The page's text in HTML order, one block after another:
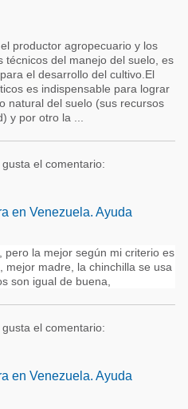
productor agropecuario y los
técnicos del manejo del suelo, es
el desarrollo del cultivo.El
es indispensable para lograr
natural del suelo (sus recursos
y por otro la ...
gusta el comentario:
en Venezuela. Ayuda
la mejor según mi criterio es
mejor madre, la chinchilla se usa
son igual de buena,
gusta el comentario:
en Venezuela. Ayuda